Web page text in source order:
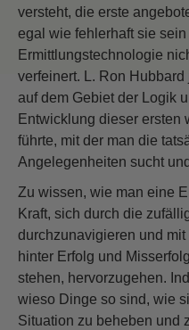
versteht, die erste
egal wie fehlerhaft sie
Ermittlungstechnologie
verfeinert. L. Ron
auf dem Gebiet der Logik
Entwicklung dieser ersten
führte, mit der man die
Angelegenheiten sucht
Zu wissen, wie man eine
Kraft, sich durch die
durchzunavigieren und
hinter Erfolg und
stehen, hervorzugehen.
wieso Dinge so sind, wie
Situation zu beheben und